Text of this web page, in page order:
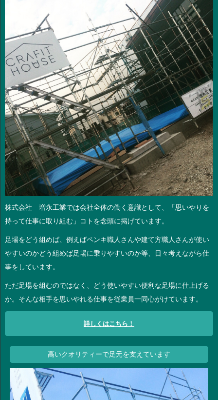
株式会社 増永工業では会社全体の働く意識として、「思いやりを
持って仕事に取り組む」コトを念頭に掲げています。
足場をどう組めば、例えばペンキ職人さんや建て方職人さんが使い
やすいのかどう組めば足場に乗りやすいのか等、日々考えながら仕
事をしています。
ただ足場を組むのではなく、どう使いやすい便利な足場に仕上げる
か。そんな相手を思いやれる仕事を従業員一同心がけています。
詳しくはこちら！
高いクオリティーで足元を支えています